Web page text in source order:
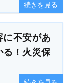
続きを見る
に不安があ
る！火災保